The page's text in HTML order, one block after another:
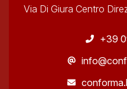
Via Di Giura Centro
+39